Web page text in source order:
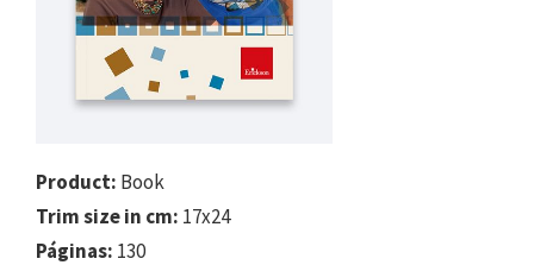
Product: Book
Trim size in cm: 17x24
Páginas: 130